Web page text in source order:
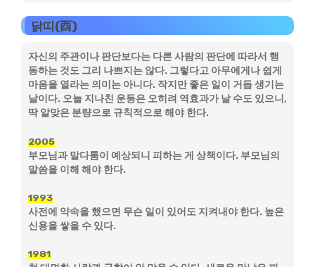
닭띠(酉)
자신의 주관이나 판단보다는 다른 사람의 판단에 따라서 행
동하는 것도 그리 나쁘지는 않다. 그렇다고 아무에게나 쉽게
마음을 열라는 의미는 아니다. 작지만 좋은 일이 거듭 생기는
날이다. 오늘 지나친 운동은 오히려 역효과가 날 수도 있으니,
딱 알맞은 분량으로 규칙적으로 해야 한다.
2005
부모님과 말다툼이 예상되니 피하는 게 상책이다. 부모님의
말씀을 이해 해야 한다.
1993
사전에 약속을 했으면 무슨 일이 있어도 지켜내야 한다. 높은
신용을 쌓을 수 있다.
1981